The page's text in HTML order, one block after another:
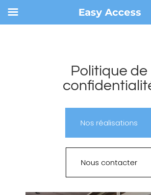
Politique de
Nos réalisations
Nous contacter
Easy Access